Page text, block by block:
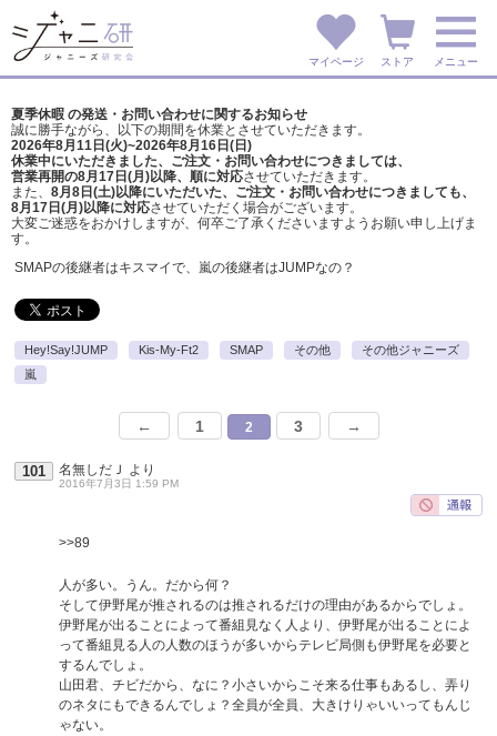
マイページ ストア メニュー
夏季休暇 の発送・お問い合わせに関するお知らせ
誠に勝手ながら、以下の期間を休業とさせていただきます。
2026年8月11日(火)~2026年8月16日(日)
休業中にいただきました、ご注文・お問い合わせにつきましては、
営業再開の8月17日(月)以降、順に対応させていただきます。
また、 8月8日(土)以降にいただいた、ご注文・ お問い合わせにつきましても、
8月17日(月)以降に対応させていただく場合がございます。
大変ご迷惑をおかけしますが、 何卒ご了承くださいますようお願い申し上げま
す。
SMAPの後継者はキスマイで、嵐の後継者はJUMPなの？
Hey!Say!JUMP Kis-My-Ft2 SMAP その他
その他ジャニーズ
嵐
← 1 2 3 →
101 名無しだＪ より
2016年7月3日 1:59 PM
>>89
人が多い。うん。だから何？
そして伊野尾が推されるのは推されるだけの理由があるからでしょ。
伊野尾が出ることによって番組見なく人より、伊野尾が出ることによ
って番組見る人の人数のほうが多いからテレビ局側も伊野尾を必要と
するんでしょ。
山田君、チビだから、なに？小さいからこそ来る仕事もあるし、弄り
のネタにもできるんでしょ？全員が全員、大きけりゃいいってもんじ
ゃない。